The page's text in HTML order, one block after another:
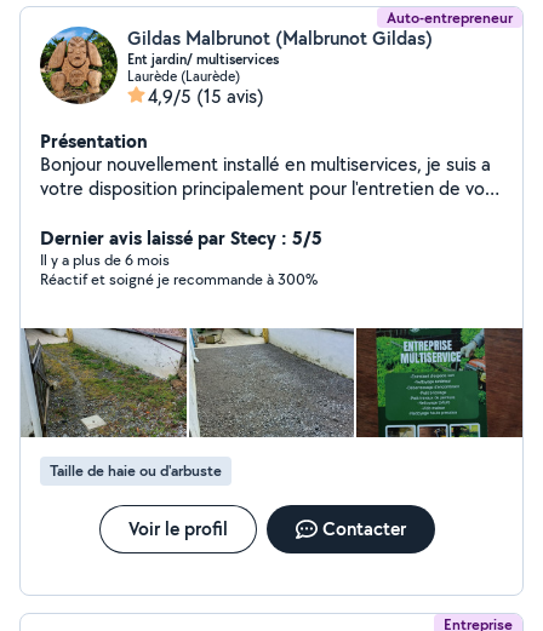
Auto-entrepreneur
Gildas Malbrunot (Malbrunot Gildas)
Ent jardin/ multiservices
Laurède (Laurède)
4,9/5 (15 avis)
Présentation
Bonjour nouvellement installé en multiservices, je suis a
votre disposition principalement pour l'entretien de vos
travaux et debarassage d'encombrants.
Dernier avis laissé par Stecy : 5/5
Il y a plus de 6 mois
Réactif et soigné je recommande à 300%
Taille de haie ou d'arbuste
Voir le profil Contacter
Entreprise